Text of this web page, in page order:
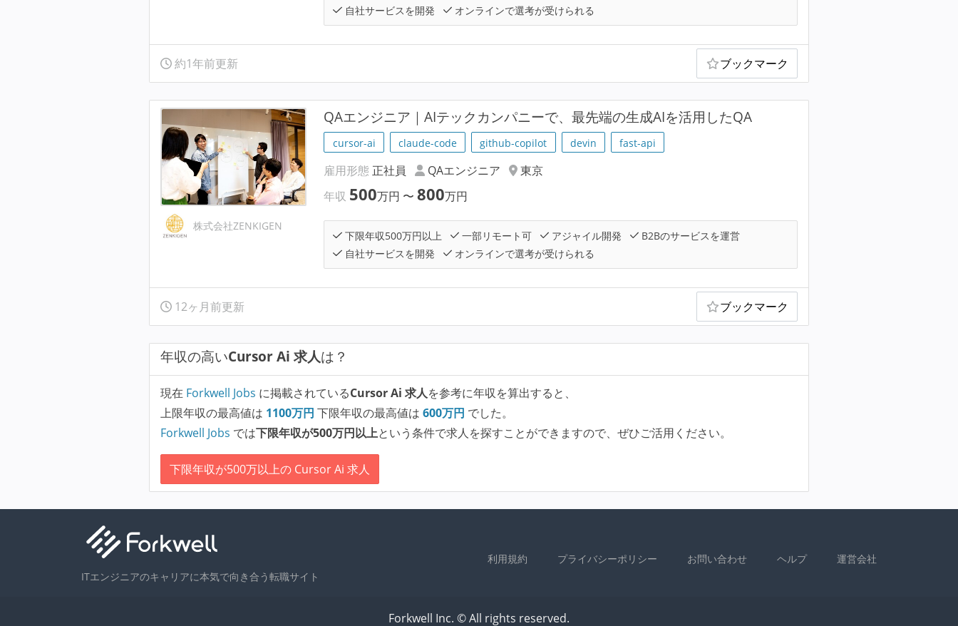
自社サービスを開発
オンラインで選考が受けられる
約1年前更新 ブックマーク
株式会社ZENKIGEN
QAエンジニア｜AIテックカンパニーで、最先端の生成AIを活用したQA
cursor-ai claude-code github-copilot devin fast-api
雇用形態 正社員 QAエンジニア
東京
年収 500万円 〜800万円
下限年収500万円以上 一部リモート可 アジャイル開発
B2Bのサービスを運営
自社サービスを開発
オンラインで選考が受けられる
12ヶ月前更新 ブックマーク
年収の高いCursor Ai 求人は？
現在 Forkwell Jobs に掲載されているCursor Ai 求人を参考に年収を算出すると、
上限年収の最高値は 1100万円 下限年収の最高値は 600万円 でした。
Forkwell Jobs では下限年収が500万円以上という条件で求人を探すことができますので、ぜひご活用ください。
下限年収が500万以上の Cursor Ai 求人
ITエンジニアのキャリアに本気で向き合う転職サイト
利用規約 プライバシーポリシー お問い合わせ ヘルプ 運営会社
Forkwell Inc. © All rights reserved.